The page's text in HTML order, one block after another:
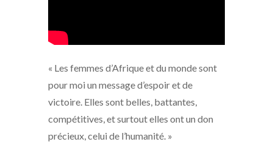
« Les femmes d’Afrique et du monde sont
pour moi un message d’espoir et de
victoire. Elles sont belles, battantes,
compétitives, et surtout elles ont un don
précieux, celui de l’humanité. »